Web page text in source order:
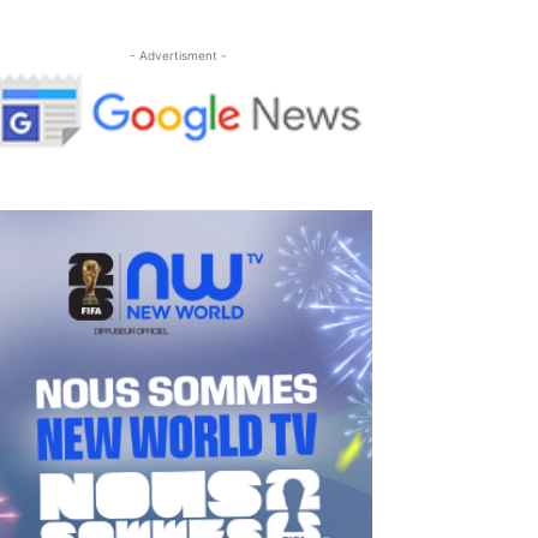
- Advertisment -